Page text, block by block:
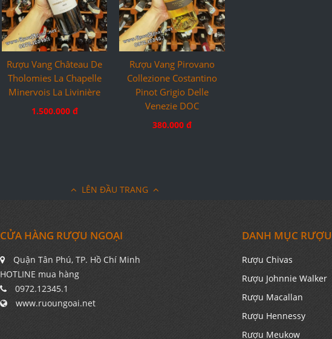
Rượu Vang Château De
Tholomies La Chapelle
Minervois La Livinière
1.500.000 đ
Rượu Vang Pirovano
Collezione Costantino
Pinot Grigio Delle
Venezie DOC
380.000 đ
LÊN ĐẦU TRANG
CỬA HÀNG RƯỢU NGOẠI
Quận Tân Phú, TP. Hồ Chí Minh
HOTLINE mua hàng
0972.12345.1
www.ruoungoai.net
DANH MỤC RƯỢU
Rượu Chivas
Rượu Johnnie Walker
Rượu Macallan
Rượu Hennessy
Rượu Meukow